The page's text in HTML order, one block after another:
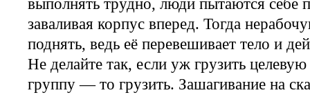
выполнять трудно, люди пытаются себе
заваливая корпус вперед. Тогда
поднять, ведь её перевешивает тело и
Не делайте так, если уж грузить
группу — то грузить. Зашагивание на